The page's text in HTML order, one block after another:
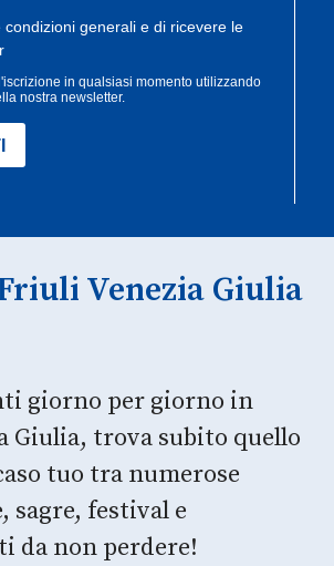
Venezia Giulia
giorno per giorno in
Giulia, trova subito quello
tuo tra numerose
sagre, festival e
da non perdere!